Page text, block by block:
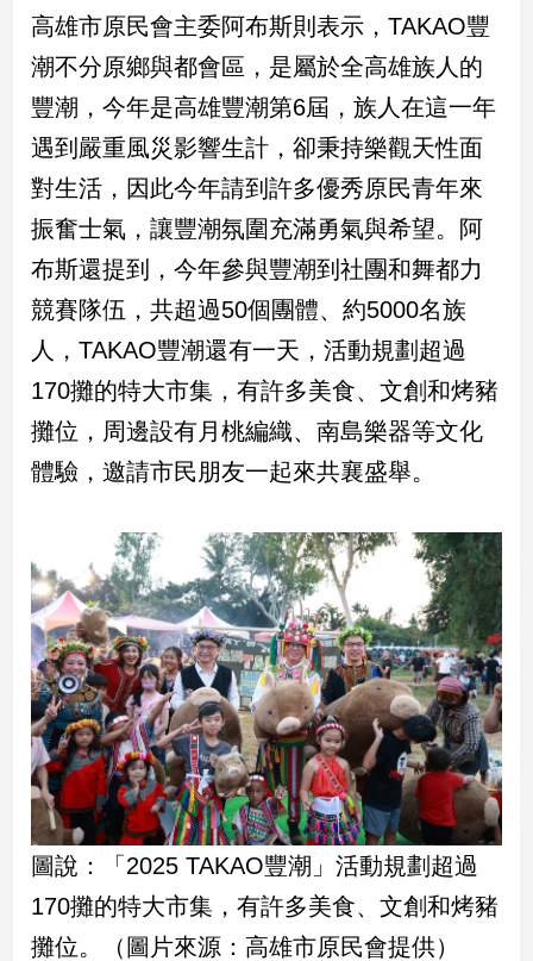
建
築/
室
內
計
旅
遊/
美
食
星
命
理
消
費
健
感
情
藝
術
／
文
創
／
電
影
推
薦
科
遊
高雄市原民會主委阿布斯則表示，TAKAO豐
潮不分原鄉與都會區，是屬於全高雄族人的
豐潮，今年是高雄豐潮第6屆，族人在這一年
遇到嚴重風災影響生計，卻秉持樂觀天性面
對生活，因此今年請到許多優秀原民青年來
振奮士氣，讓豐潮氛圍充滿勇氣與希望。阿
布斯還提到，今年參與豐潮到社團和舞都力
競賽隊伍，共超過50個團體、約5000名族
人，TAKAO豐潮還有一天，活動規劃超過
170攤的特大市集，有許多美食、文創和烤豬
攤位，周邊設有月桃編織、南島樂器等文化
體驗，邀請市民朋友一起來共襄盛舉。
圖說：「2025 TAKAO豐潮」活動規劃超過
170攤的特大市集，有許多美食、文創和烤豬
攤位。（圖片來源：高雄市原民會提供）